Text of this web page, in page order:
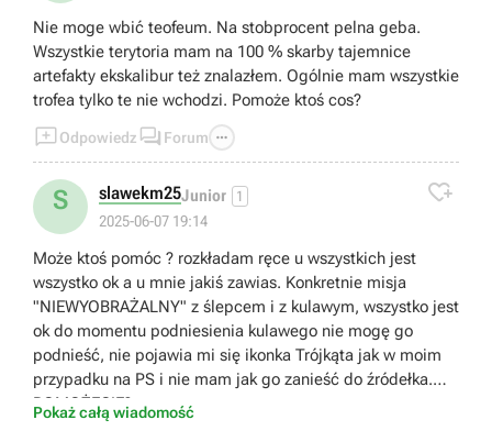
Nie moge wbić teofeum. Na stobprocent pelna geba.
Wszystkie terytoria mam na 100 % skarby tajemnice
artefakty ekskalibur też znalazłem. Ogólnie mam wszystkie
trofea tylko te nie wchodzi. Pomoże ktoś cos?
Odpowiedz  Forum 
S slawekm25Junior 1
2025-06-07 19:14

Może ktoś pomóc ? rozkładam ręce u wszystkich jest
wszystko ok a u mnie jakiś zawias. Konkretnie misja
"NIEWYOBRAŻALNY" z ślepcem i z kulawym, wszystko jest
ok do momentu podniesienia kulawego nie mogę go
podnieść, nie pojawia mi się ikonka Trójkąta jak w moim
przypadku na PS i nie mam jak go zanieść do źródełka.
POMOŻECIE?
Pokaż całą wiadomość